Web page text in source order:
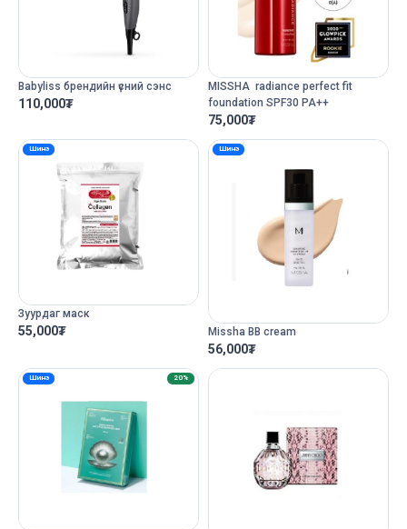
Babyliss брендийн үсний сэнс
110,000₮
MISSHA radiance perfect fit
foundation SPF30 PA++
75,000₮
Шинэ
Зуурдаг маск
55,000₮
Шинэ
Missha BB cream
56,000₮
Шинэ 20%